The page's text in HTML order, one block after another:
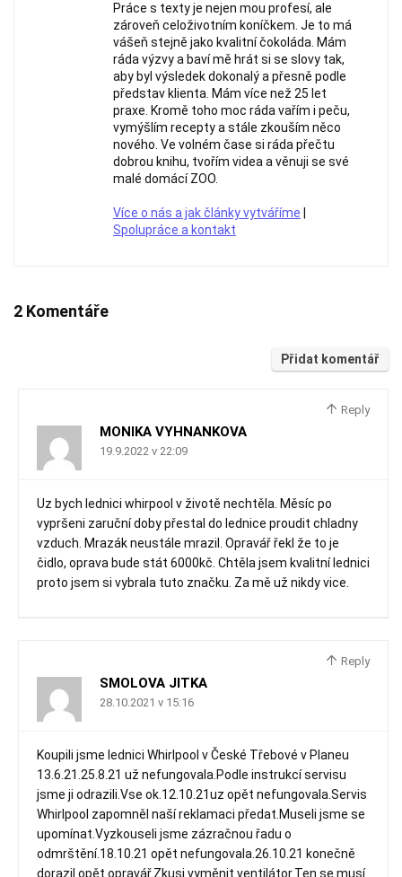
Práce s texty je nejen mou profesí, ale
zároveň celoživotním koníčkem. Je to má
vášeň stejně jako kvalitní čokoláda. Mám
ráda výzvy a baví mě hrát si se slovy tak,
aby byl výsledek dokonalý a přesně podle
představ klienta. Mám více než 25 let
praxe. Kromě toho moc ráda vařím i peču,
vymýšlím recepty a stále zkouším něco
nového. Ve volném čase si ráda přečtu
dobrou knihu, tvořím videa a věnuji se své
malé domácí ZOO.
Více o nás a jak články vytváříme
Spolupráce a kontakt
2 Komentáře
Přidat komentář
Reply
MONIKA VYHNANKOVA
19.9.2022 v 22:09
Uz bych lednici whirpool v životě nechtěla. Měsíc po
vypršeni zaruční doby přestal do lednice proudit chladny
vzduch. Mrazák neustále mrazil. Opravář řekl že to je
čidlo, oprava bude stát 6000kč. Chtěla jsem kvalitní lednici
proto jsem si vybrala tuto značku. Za mě už nikdy vice.
Reply
SMOLOVA JITKA
28.10.2021 v 15:16
Koupili jsme lednici Whirlpool v České Třebové v Planeu
13.6.21.25.8.21 už nefungovala.Podle instrukcí servisu
jsme ji odrazili.Vse ok.12.10.21uz opět nefungovala.Servis
Whirlpool zapomněl naší reklamaci předat.Museli jsme se
upomínat.Vyzkouseli jsme zázračnou řadu o
odmrštění.18.10.21 opět nefungovala.26.10.21 konečně
dorazil opět opravář.Zkusi vyměnit ventilátor.Ten se musí